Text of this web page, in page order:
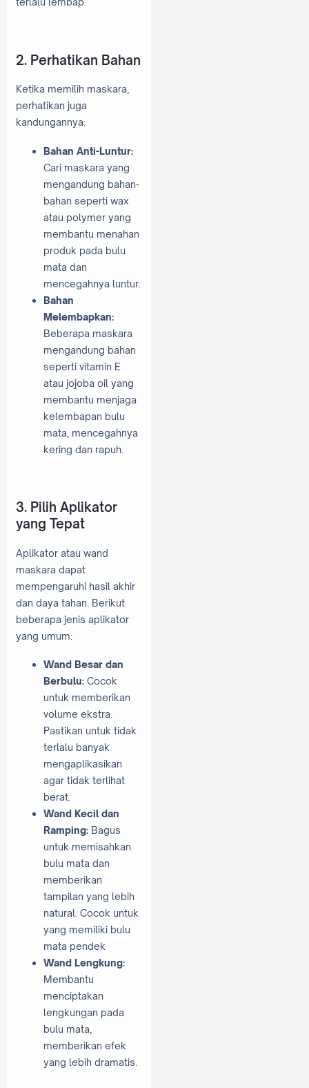
2. Perhatikan Bahan
Ketika memilih maskara,
perhatikan juga
kandungannya:
Bahan Anti-Luntur:
Cari maskara yang
mengandung bahan-
bahan seperti wax
atau polymer yang
membantu menahan
produk pada bulu
mata dan
mencegahnya luntur.
Bahan
Melembapkan:
Beberapa maskara
mengandung bahan
seperti vitamin E
atau jojoba oil yang
membantu menjaga
kelembapan bulu
mata, mencegahnya
kering dan rapuh.
3. Pilih Aplikator
yang Tepat
Aplikator atau wand
maskara dapat
mempengaruhi hasil akhir
dan daya tahan. Berikut
beberapa jenis aplikator
yang umum:
Wand Besar dan
Berbulu: Cocok
untuk memberikan
volume ekstra.
Pastikan untuk tidak
terlalu banyak
mengaplikasikan
agar tidak terlihat
berat.
Wand Kecil dan
Ramping: Bagus
untuk memisahkan
bulu mata dan
memberikan
tampilan yang lebih
natural. Cocok untuk
yang memiliki bulu
mata pendek
Wand Lengkung:
Membantu
menciptakan
lengkungan pada
bulu mata,
memberikan efek
yang lebih dramatis.